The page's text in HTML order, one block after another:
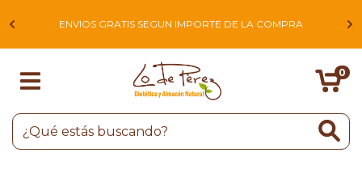
ENVIOS GRATIS SEGUN IMPORTE DE LA COMPRA
0